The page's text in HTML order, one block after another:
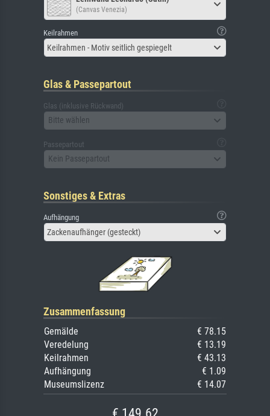
(Canvas Venezia)
Keilrahmen
Keilrahmen - Motiv seitlich gespiegelt
Glas & Passepartout
Glas (inklusive Rückwand)
Bitte wählen
Passepartout
Kein Passepartout
Sonstiges & Extras
Aufhängung
Zackenaufhänger (gesteckt)
Zusammenfassung
Gemälde
€ 78.15
Veredelung
€ 13.19
Keilrahmen
€ 43.13
Aufhängung
€ 1.09
Museumslizenz
€ 14.07
€ 149.62